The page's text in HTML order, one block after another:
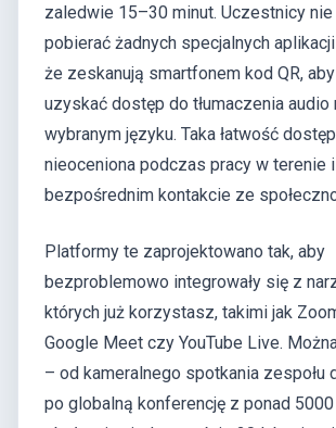
zaledwie 15–30 minut. Uczestnicy
pobierać żadnych specjalnych
że zeskanują smartfonem kod QR,
uzyskać dostęp do tłumaczenia audio
wybranym języku. Taka łatwość
nieoceniona podczas pracy w terenie
bezpośrednim kontakcie ze
Platformy te zaprojektowano tak, aby
bezproblemowo integrowały się z
których już korzystasz, takimi jak
Google Meet czy YouTube Live.
– od kameralnego spotkania zespołu
po globalną konferencję z ponad